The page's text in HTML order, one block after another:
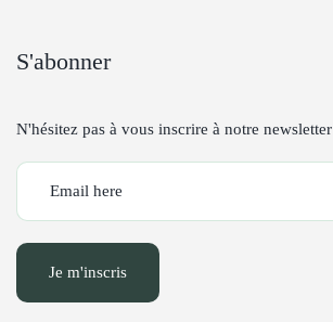
S'abonner
N'hésitez pas à vous inscrire à notre newsletter
Je m'inscris